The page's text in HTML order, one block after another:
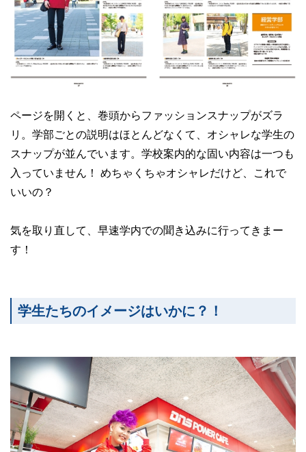
ページを開くと、巻頭からファッションスナップがズラ
リ。学部ごとの説明はほとんどなくて、オシャレな学生の
スナップが並んでいます。学校案内的な固い内容は一つも
入っていません！ めちゃくちゃオシャレだけど、これで
いいの？
気を取り直して、早速学内での聞き込みに行ってきまー
す！
学生たちのイメージはいかに？！